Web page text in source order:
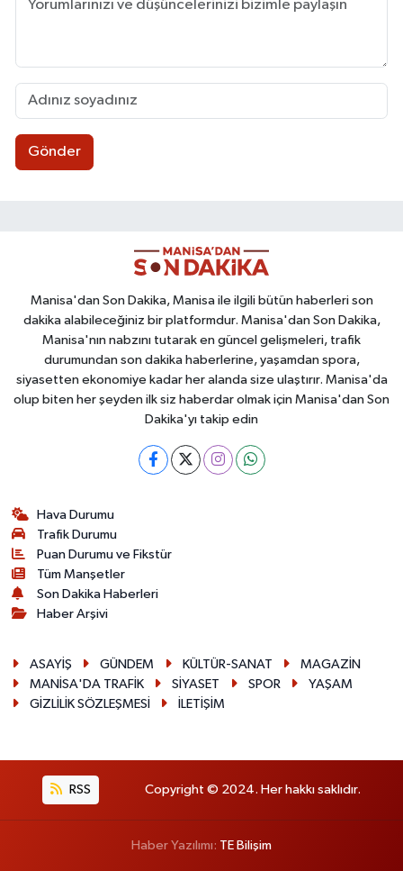
Gönder
Manisa'dan Son Dakika, Manisa ile ilgili bütün haberleri son
dakika alabileceğiniz bir platformdur. Manisa'dan Son Dakika,
Manisa'nın nabzını tutarak en güncel gelişmeleri, trafik
durumundan son dakika haberlerine, yaşamdan spora,
siyasetten ekonomiye kadar her alanda size ulaştırır. Manisa'da
olup biten her şeyden ilk siz haberdar olmak için Manisa'dan Son
Dakika'yı takip edin
Hava Durumu
Trafik Durumu
Puan Durumu ve Fikstür
Tüm Manşetler
Son Dakika Haberleri
Haber Arşivi
ASAYİŞ GÜNDEM KÜLTÜR-SANAT
MAGAZİN
MANİSA'DA TRAFİK
SİYASET SPOR
YAŞAM
GİZLİLİK SÖZLEŞMESİ
İLETİŞİM
RSS Copyright © 2024. Her hakkı saklıdır.
Haber Yazılımı: TE Bilişim